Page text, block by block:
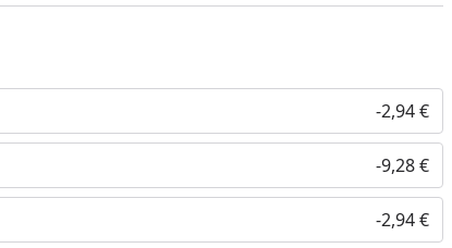
-2,94 €
-9,28 €
-2,94 €